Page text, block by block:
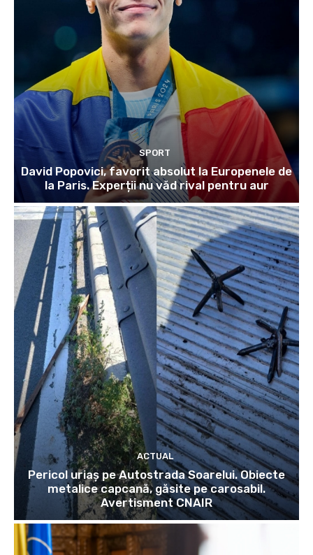
SPORT
David Popovici, favorit absolut la Europenele de
la Paris. Experții nu văd rival pentru aur
ACTUAL
Pericol uriaș pe Autostrada Soarelui. Obiecte
metalice capcană, găsite pe carosabil.
Avertisment CNAIR